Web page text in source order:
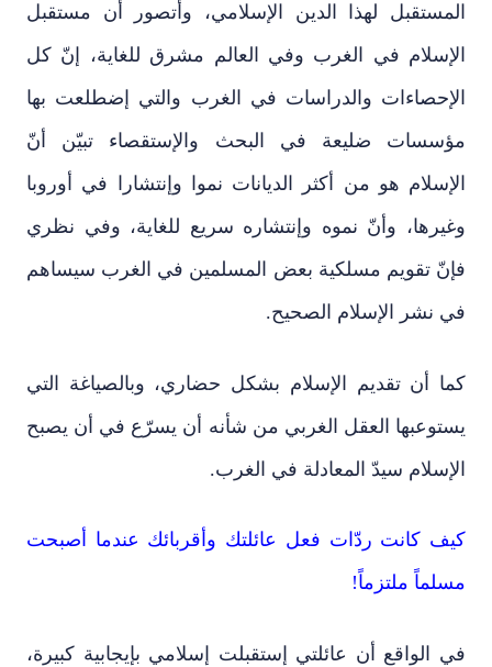
المستقبل لهذا الدين الإسلامي، وأتصور أن مستقبل
الإسلام في الغرب وفي العالم مشرق للغاية، إنّ كل
الإحصاءات والدراسات في الغرب والتي إضطلعت بها
مؤسسات ضليعة في البحث والإستقصاء تبيّن أنّ
الإسلام هو من أكثر الديانات نموا وإنتشارا في أوروبا
وغيرها، وأنّ نموه وإنتشاره سريع للغاية، وفي نظري
فإنّ تقويم مسلكية بعض المسلمين في الغرب سيساهم
في نشر الإسلام الصحيح.
كما أن تقديم الإسلام بشكل حضاري، وبالصياغة التي
يستوعبها العقل الغربي من شأنه أن يسرّع في أن يصبح
الإسلام سيدّ المعادلة في الغرب.
كيف كانت ردّات فعل عائلتك وأقربائك عندما أصبحت
مسلماً ملتزماً!
في الواقع أن عائلتي إستقبلت إسلامي بإيجابية كبيرة،